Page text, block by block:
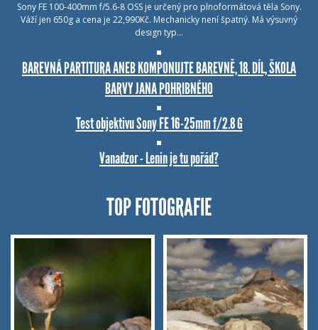
Sony FE 100-400mm f/5.6-8 OSS je určený pro plnoformátová těla Sony.
Váží jen 650g a cena je 22,990Kč. Mechanicky není špatný. Má výsuvný
design typ…
BAREVNÁ PARTITURA ANEB KOMPONUJTE BAREVNĚ, 18. DÍL, ŠKOLA
BARVY JANA POHRIBNÉHO
Test objektivu Sony FE 16-25mm f/2.8 G
Vanadzor - Lenin je tu pořád?
TOP FOTOGRAFIE